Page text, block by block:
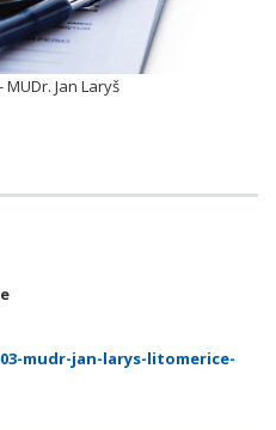
MUDr. Jan Laryš
mudr-jan-larys-litomerice-